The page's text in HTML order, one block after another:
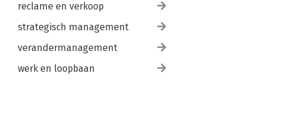
reclame en verkoop
strategisch management
verandermanagement
werk en loopbaan